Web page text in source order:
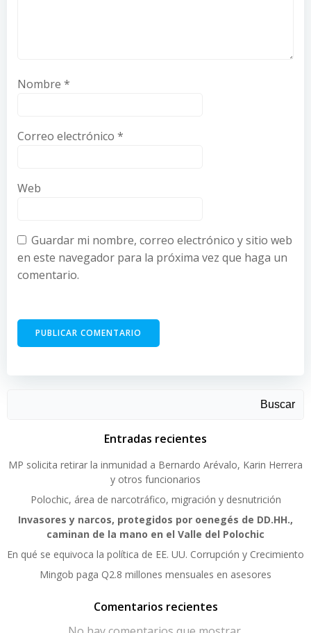
Nombre *
Correo electrónico *
Web
Guardar mi nombre, correo electrónico y sitio web
en este navegador para la próxima vez que haga un
comentario.
Buscar
Entradas recientes
MP solicita retirar la inmunidad a Bernardo Arévalo, Karin Herrera
y otros funcionarios
Polochic, área de narcotráfico, migración y desnutrición
Invasores y narcos, protegidos por oenegés de DD.HH.,
caminan de la mano en el Valle del Polochic
En qué se equivoca la política de EE. UU. Corrupción y Crecimiento
Mingob paga Q2.8 millones mensuales en asesores
Comentarios recientes